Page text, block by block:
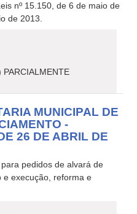
nº 15.150, de 6 de maio de
de 2013.
PARCIALMENTE
MUNICIPAL DE
-
26 DE ABRIL DE
pedidos de alvará de
e execução, reforma e